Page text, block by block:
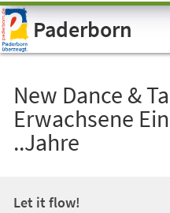
Visuelle
Assistenzsoftware
öffnen.Paderborn
New Dance &
Erwachsene
..Jahre
Let it flow!